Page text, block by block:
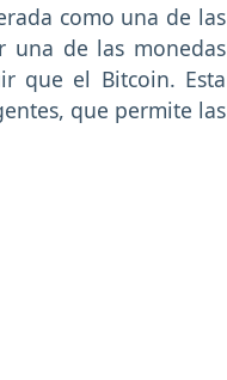
como una de las
una de las monedas
que el Bitcoin. Esta
que permite las